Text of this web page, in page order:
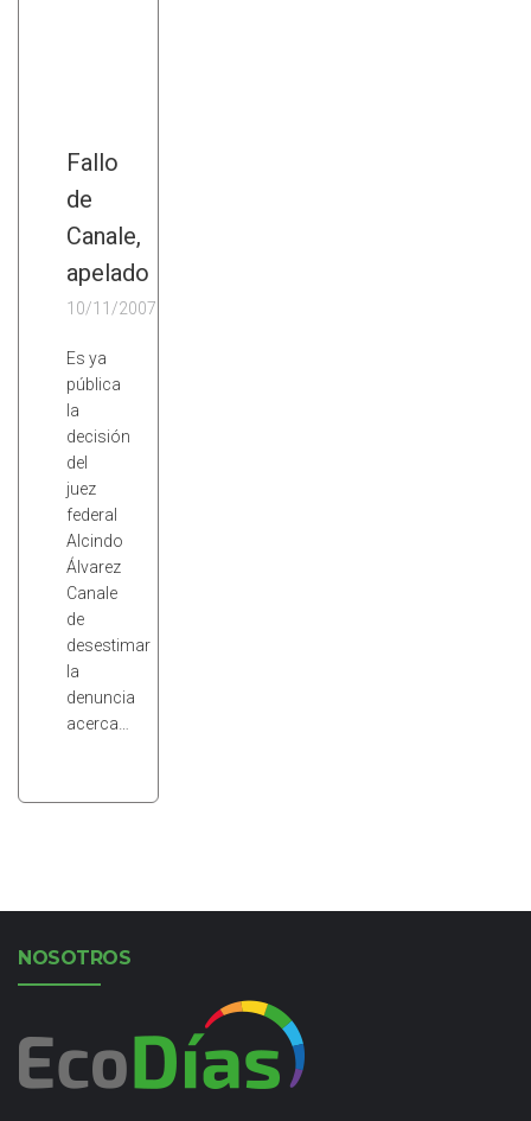
Fallo
de
Canale,
apelado
10/11/2007
Es ya
pública
la
decisión
del
juez
federal
Alcindo
Álvarez
Canale
de
desestimar
la
denuncia
acerca…
NOSOTROS